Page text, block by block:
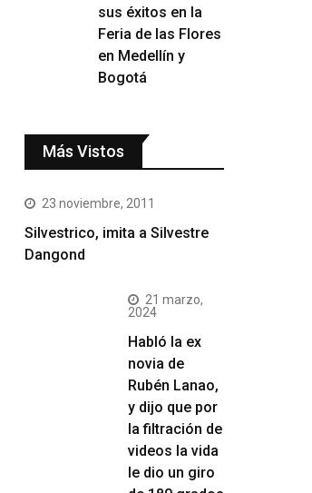
sus éxitos en la
Feria de las Flores
en Medellín y
Bogotá
Más Vistos
23 noviembre, 2011
Silvestrico, imita a Silvestre
Dangond
21 marzo,
2024
Habló la ex
novia de
Rubén Lanao,
y dijo que por
la filtración de
videos la vida
le dio un giro